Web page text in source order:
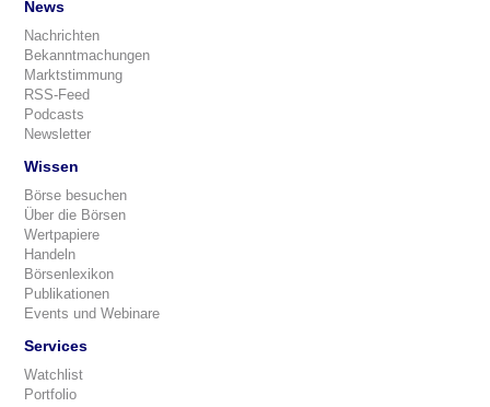
News
Nachrichten
Bekanntmachungen
Marktstimmung
RSS-Feed
Podcasts
Newsletter
Wissen
Börse besuchen
Über die Börsen
Wertpapiere
Handeln
Börsenlexikon
Publikationen
Events und Webinare
Services
Watchlist
Portfolio